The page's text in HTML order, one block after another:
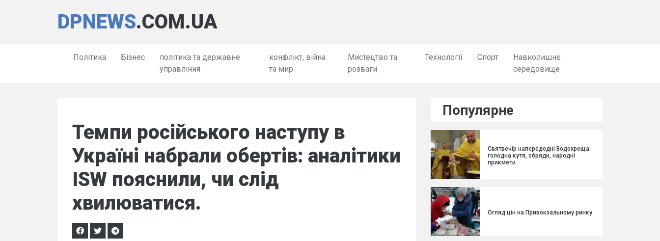
DPNEWS.COM.UA
Політика Бізнес
політика та державне
управління
конфлікт, війна
та мир
Мистецтво та
розваги
Технології Спорт
Навколишнє
середовище
Темпи російського наступу в
Україні набрали обертів: аналітики
ISW пояснили, чи слід
хвилюватися.
Популярне
Святвечір напередодні Водохреща:
голодна кутя, обряди, народні
прикмети
Огляд цін на Привокзальному ринку